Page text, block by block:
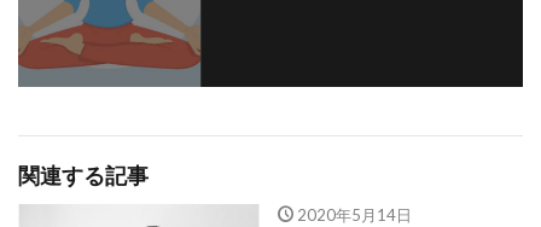
関連する記事
2020年5月14日